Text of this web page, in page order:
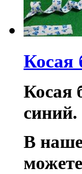
Косая
Косая
синий.
В